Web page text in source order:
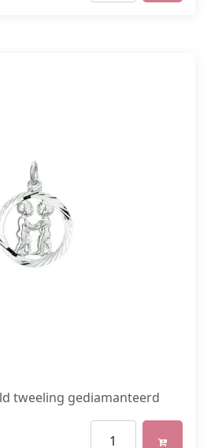
tweeling gediamanteerd